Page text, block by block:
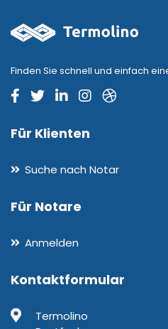
Finden Sie schnell und einfach
Für Klienten
Suche nach Notar
Für Notare
Anmelden
Kontaktformular
Termolino